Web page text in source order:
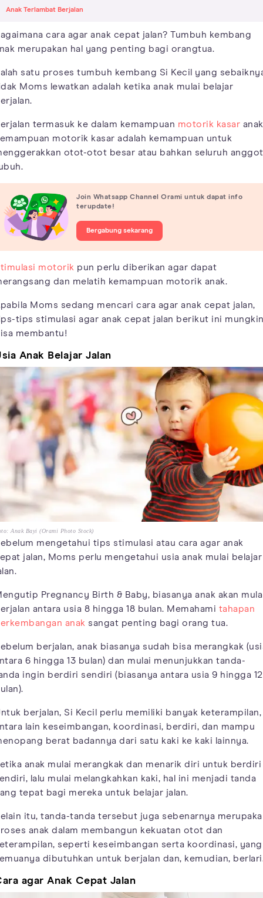
Anak Terlambat Berjalan
cara agar anak cepat jalan? Tumbuh kembang
merupakan hal yang penting bagi orangtua.
satu proses tumbuh kembang Si Kecil yang
Moms lewatkan adalah ketika anak mulai belajar
termasuk ke dalam kemampuan motorik kasar
motorik kasar adalah kemampuan untuk
otot-otot besar atau bahkan seluruh
Join Whatsapp Channel Orami untuk dapat info
terupdate!
Bergabung sekarang
motorik pun perlu diberikan agar dapat
dan melatih kemampuan motorik anak.
Moms sedang mencari cara agar anak cepat jalan,
tips stimulasi agar anak cepat jalan berikut ini
membantu!
Anak Belajar Jalan
Anak Bayi (Orami Photo Stock)
mengetahui tips stimulasi atau cara agar anak
jalan, Moms perlu mengetahui usia anak mulai belajar
Pregnancy Birth & Baby, biasanya anak akan
antara usia 8 hingga 18 bulan. Memahami tahapan
anak sangat penting bagi orang tua.
berjalan, anak biasanya sudah bisa merangkak
6 hingga 13 bulan) dan mulai menunjukkan tanda-
ingin berdiri sendiri (biasanya antara usia 9 hingga 12
berjalan, Si Kecil perlu memiliki banyak keterampilan,
lain keseimbangan, koordinasi, berdiri, dan mampu
berat badannya dari satu kaki ke kaki lainnya.
anak mulai merangkak dan menarik diri untuk berdiri
lalu mulai melangkahkan kaki, hal ini menjadi tanda
tepat bagi mereka untuk belajar jalan.
itu, tanda-tanda tersebut juga sebenarnya
anak dalam membangun kekuatan otot dan
seperti keseimbangan serta koordinasi, yang
dibutuhkan untuk berjalan dan, kemudian,
agar Anak Cepat Jalan